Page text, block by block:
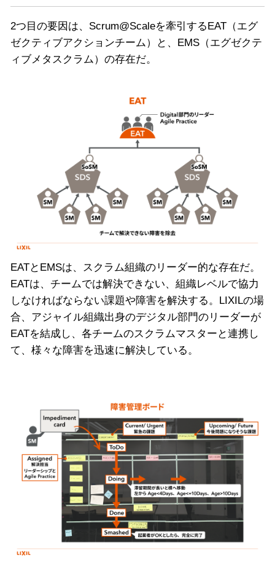
2つ目の要因は、Scrum@Scaleを牽引するEAT（エグ
ゼクティブアクションチーム）と、EMS（エグゼクテ
ィブメタスクラム）の存在だ。
EATとEMSは、スクラム組織のリーダー的な存在だ。
EATは、チームでは解決できない、組織レベルで協力
しなければならない課題や障害を解決する。LIXILの場
合、アジャイル組織出身のデジタル部門のリーダーが
EATを結成し、各チームのスクラムマスターと連携し
て、様々な障害を迅速に解決している。